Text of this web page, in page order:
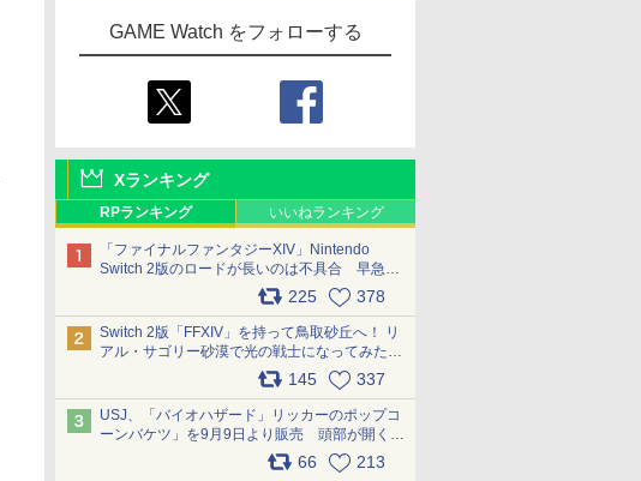
GAME Watch をフォローする
Xランキング
RPランキング いいねランキング
「ファイナルファンタジーXIV」Nintendo
Switch 2版のロードが長いのは不具合 早急に
アップデートできるよう対応中225 378
Switch 2版「FFXIV」を持って鳥取砂丘へ！ リ
アル・サゴリー砂漠で光の戦士になってみた
145 337
USJ、「バイオハザード」リッカーのポップコ
ーンバケツ」を9月9日より販売 頭部が開く仕
組み。味は恐怖を堪のう「味噌フレーバー」
66 213